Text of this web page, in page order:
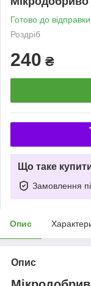
Готово до відправки
Роздріб
240 ₴
Що таке
Замовлення
Опис
Опис